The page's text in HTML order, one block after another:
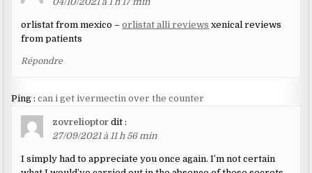
orlistat from mexico –orlistat alli reviews xenical reviews
from patients
Répondre
Ping :can i get ivermectin over the counter
zovrelioptor dit :
27/09/2021 à 11 h 56 min
I simply had to appreciate you once again. I’m not certain